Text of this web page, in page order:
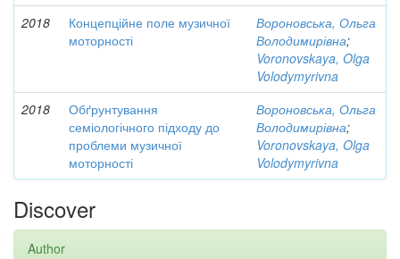
2018
Концепційне поле музичної
моторності
Вороновська, Ольга
Володимирівна;
Voronovskaya, Olga
Volodymyrivna
2018
Обґрунтування
семіологічного підходу до
проблеми музичної
моторності
Вороновська, Ольга
Володимирівна;
Voronovskaya, Olga
Volodymyrivna
Discover
Author